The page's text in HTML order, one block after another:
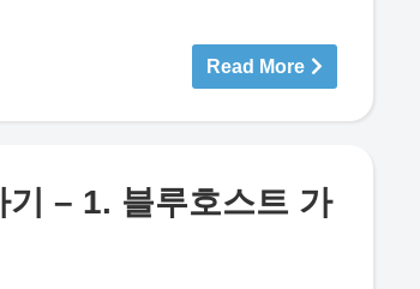
Read More
– 1. 블루호스트 가